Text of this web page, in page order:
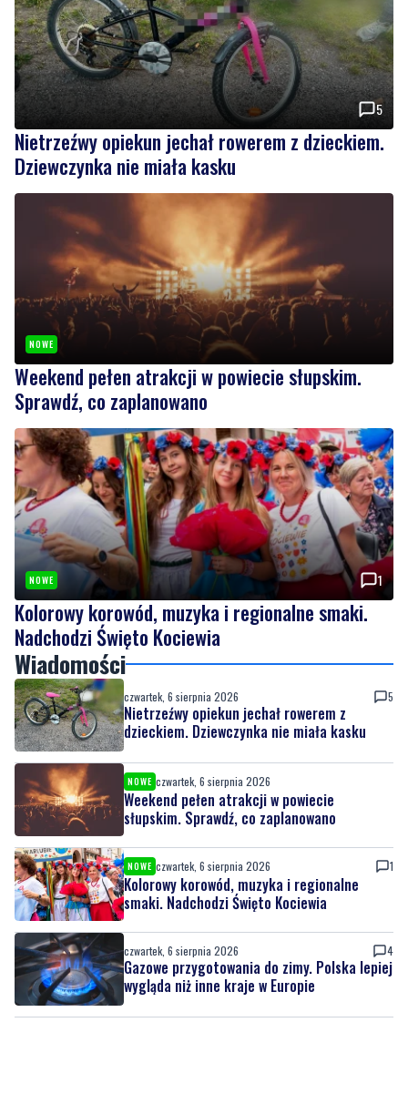
5
Nietrzeźwy opiekun jechał rowerem z dzieckiem.
Dziewczynka nie miała kasku
NOWE
Weekend pełen atrakcji w powiecie słupskim.
Sprawdź, co zaplanowano
NOWE 1
Kolorowy korowód, muzyka i regionalne smaki.
Nadchodzi Święto Kociewia
Wiadomości
czwartek, 6 sierpnia 2026 5
Nietrzeźwy opiekun jechał rowerem z
dzieckiem. Dziewczynka nie miała kasku
NOWE czwartek, 6 sierpnia 2026
Weekend pełen atrakcji w powiecie
słupskim. Sprawdź, co zaplanowano
NOWE czwartek, 6 sierpnia 2026 1
Kolorowy korowód, muzyka i regionalne
smaki. Nadchodzi Święto Kociewia
czwartek, 6 sierpnia 2026 4
Gazowe przygotowania do zimy. Polska lepiej
wygląda niż inne kraje w Europie